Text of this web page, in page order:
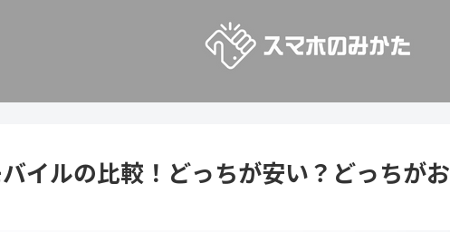
イルの比較！どっちが安い？どっちがお